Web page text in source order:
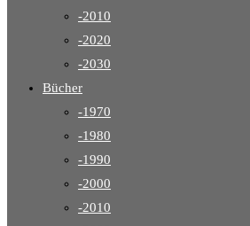
-2010
-2020
-2030
Bücher
-1970
-1980
-1990
-2000
-2010